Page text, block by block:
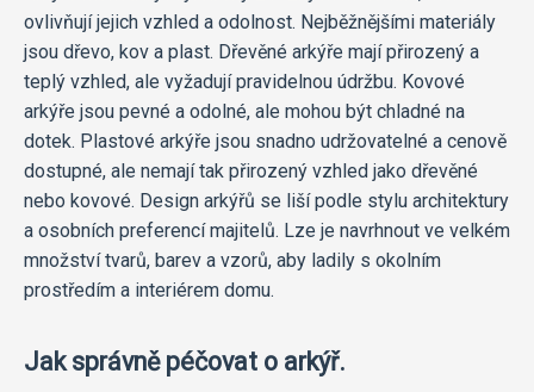
ovlivňují jejich vzhled a odolnost. Nejběžnějšími materiály
jsou dřevo, kov a plast. Dřevěné arkýře mají přirozený a
teplý vzhled, ale vyžadují pravidelnou údržbu. Kovové
arkýře jsou pevné a odolné, ale mohou být chladné na
dotek. Plastové arkýře jsou snadno udržovatelné a cenově
dostupné, ale nemají tak přirozený vzhled jako dřevěné
nebo kovové. Design arkýřů se liší podle stylu architektury
a osobních preferencí majitelů. Lze je navrhnout ve velkém
množství tvarů, barev a vzorů, aby ladily s okolním
prostředím a interiérem domu.
Jak správně péčovat o arkýř.